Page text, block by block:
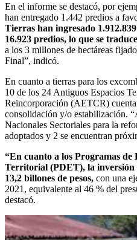
En el informe se destacó, por
han entregado 1.442 predios a
Tierras han ingresado
16.923 predios, lo que se
a los 3 millones de hectáreas
Final”, indicó.
En cuanto a tierras para los
10 de los 24 Antiguos Espacios
Reincorporación (AETCR)
consolidación y/o estabilización.
Nacionales Sectoriales para la
adoptados y 2 se encuentran
“En cuanto a los Programas
Territorial (PDET), la inversión
13,2 billones de pesos, con una
2021, equivalente al 46 % del
destacó.